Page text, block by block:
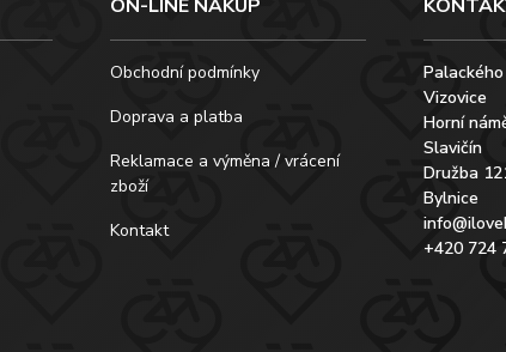
ON-LINE NÁKUP
Obchodní podmínky
Doprava a platba
Reklamace a výměna / vrácení
zboží
Kontakt
Vizovice
Horní
Slavičín
Družba
Bylnice
+420 724